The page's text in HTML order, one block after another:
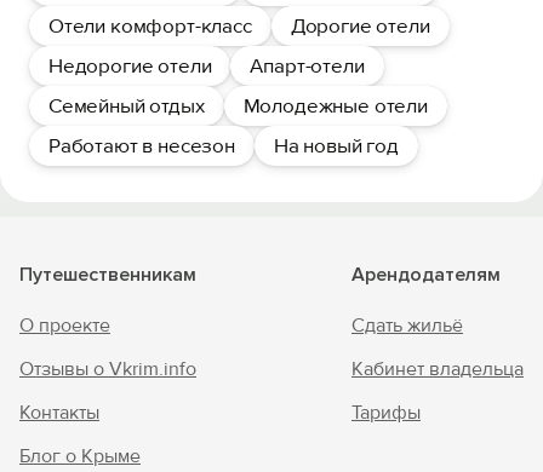
Отели комфорт-класс
Дорогие отели
Недорогие отели
Апарт-отели
Семейный отдых
Молодежные отели
Работают в несезон
На новый год
Путешественникам
О проекте
Отзывы о Vkrim.info
Контакты
Блог о Крыме
Арендодателям
Сдать жильё
Кабинет владельца
Тарифы